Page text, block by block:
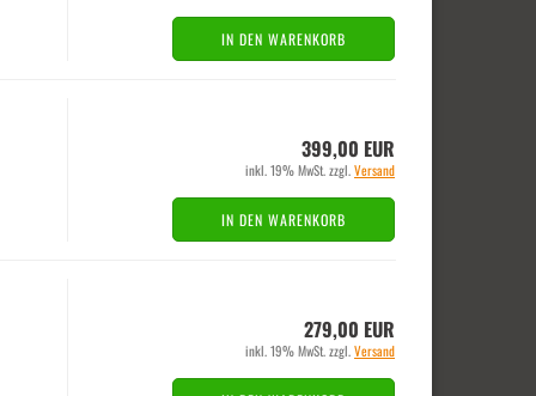
IN DEN WARENKORB
399,00 EUR
inkl. 19% MwSt. zzgl.Versand
IN DEN WARENKORB
279,00 EUR
inkl. 19% MwSt. zzgl.Versand